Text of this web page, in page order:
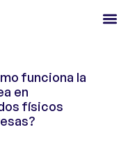
funciona la
en
físicos